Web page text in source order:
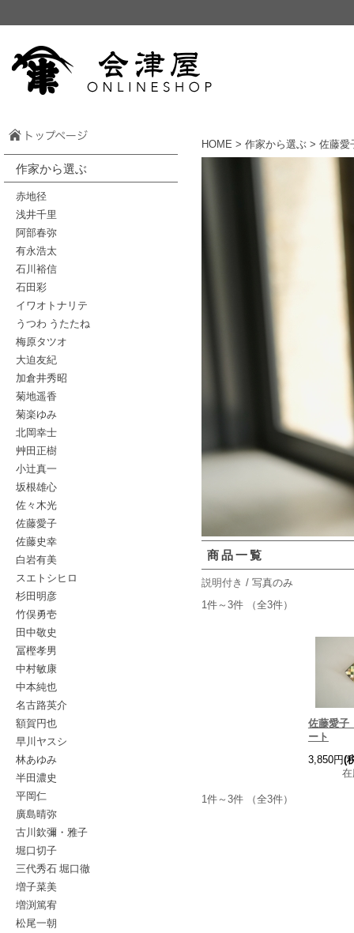
作家から選ぶ
赤地径
浅井千里
阿部春弥
有永浩太
石川裕信
石田彩
イワオトナリテ
うつわ うたたね
梅原タツオ
大迫友紀
加倉井秀昭
菊地遥香
菊楽ゆみ
北岡幸士
艸田正樹
小辻真一
坂根雄心
佐々木光
佐藤愛子
佐藤史幸
白岩有美
スエトシヒロ
杉田明彦
竹俣勇壱
田中敬史
冨樫孝男
中村敏康
中本純也
名古路英介
額賀円也
早川ヤスシ
林あゆみ
半田濃史
平岡仁
廣島晴弥
古川欽彌・雅子
堀口切子
三代秀石 堀口徹
増子菜美
増渕篤宥
松尾一朝
HOME > 作家から選ぶ > 佐藤愛
商品一覧
説明付き / 写真のみ
1件～3件 （全3件）
佐藤愛
ート
3,850円(
1件～3件 （全3件）